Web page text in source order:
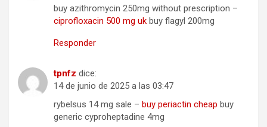
buy azithromycin 250mg without prescription –
ciprofloxacin 500 mg uk buy flagyl 200mg
Responder
tpnfz dice:
14 de junio de 2025 a las 03:47
rybelsus 14 mg sale – buy periactin cheap buy
generic cyproheptadine 4mg